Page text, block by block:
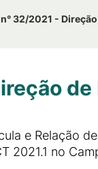
32/2021 -
de
e Relação
2021.1 no